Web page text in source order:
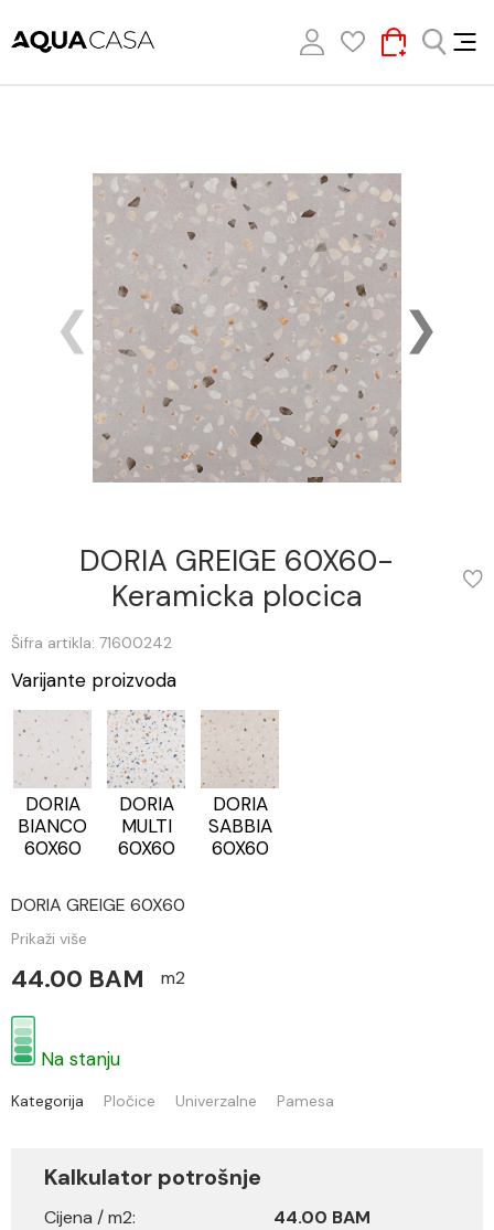
DORIA GREIGE 60X60-
Keramicka plocica
Šifra artikla: 71600242
Varijante proizvoda
DORIA
BIANCO
60X60
DORIA
MULTI
60X60
DORIA
SABBIA
60X60
DORIA GREIGE 60X60
Prikaži više
44.00 BAM m2
Na stanju
Kategorija Pločice Univerzalne Pamesa
Kalkulator potrošnje
Cijena / m2:
44.00 BAM